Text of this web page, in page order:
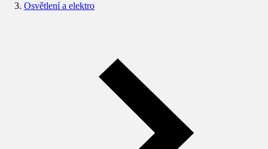
Osvětlení a elektro